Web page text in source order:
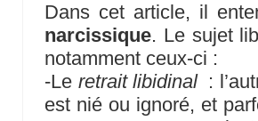
Dans cet article, il
narcissique. Le sujet
notamment ceux-ci :
-Le retrait libidinal :
est nié ou ignoré, et